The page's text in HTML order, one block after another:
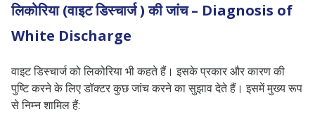
लिकोरिया (वाइट डिस्चार्ज ) की जांच – Diagnosis of
White Discharge
वाइट डिस्चार्ज को लिकोरिया भी कहते हैं। इसके प्रकार और कारण की
पुष्टि करने के लिए डॉक्टर कुछ जांच करने का सुझाव देते हैं। इसमें मुख्य रूप
से निम्न शामिल हैं: